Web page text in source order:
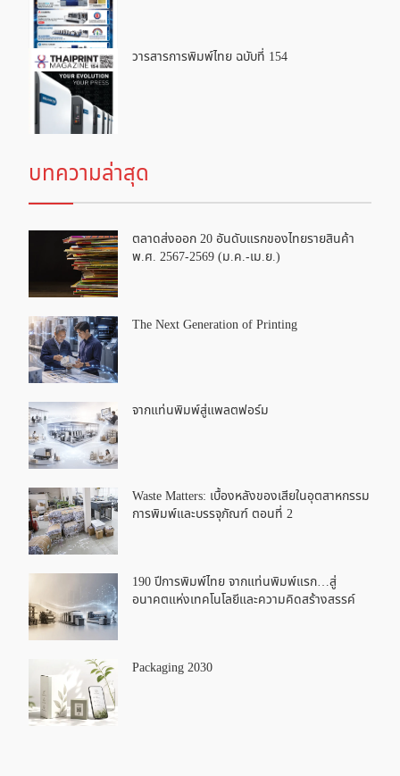
วารสารการพิมพ์ไทย ฉบับที่ 154
บทความล่าสุด
ตลาดส่งออก 20 อันดับแรกของไทยรายสินค้า
พ.ศ. 2567-2569 (ม.ค.-เม.ย.)
The Next Generation of Printing
จากแท่นพิมพ์สู่แพลตฟอร์ม
Waste Matters: เบื้องหลังของเสียในอุตสาหกรรม
การพิมพ์และบรรจุภัณฑ์ ตอนที่ 2
190 ปีการพิมพ์ไทย จากแท่นพิมพ์แรก…สู่
อนาคตแห่งเทคโนโลยีและความคิดสร้างสรรค์
Packaging 2030